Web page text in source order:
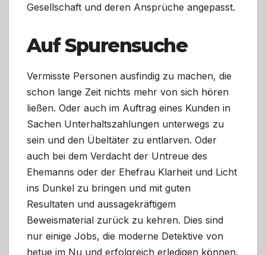
Gesellschaft und deren Ansprüche angepasst.
Auf Spurensuche
Vermisste Personen ausfindig zu machen, die
schon lange Zeit nichts mehr von sich hören
ließen. Oder auch im Auftrag eines Kunden in
Sachen Unterhaltszahlungen unterwegs zu
sein und den Übeltäter zu entlarven. Oder
auch bei dem Verdacht der Untreue des
Ehemanns oder der Ehefrau Klarheit und Licht
ins Dunkel zu bringen und mit guten
Resultaten und aussagekräftigem
Beweismaterial zurück zu kehren. Dies sind
nur einige Jobs, die moderne Detektive von
hetue im Nu und erfolgreich erledigen können.